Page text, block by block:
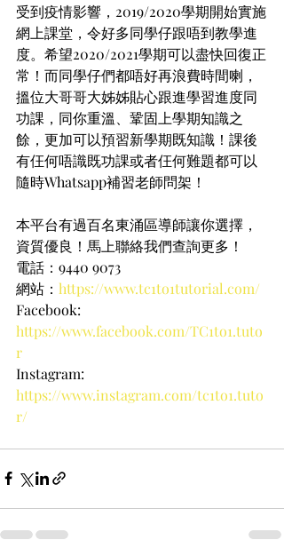
受到疫情影響，2019/2020學期開始實施
網上課堂，令好多同學仔跟唔到教學進
度。希望2020/2021學期可以盡快回復正
常！而同學仔們都唔好再浪費時間喇，
搵位大哥哥大姊姊貼心跟進學習進度同
功課，同你重溫、鞏固上學期知識之
餘，更加可以預習新學期既知識！課後
有仼何唔識既功課或者仼何難題都可以
隨時Whatsapp補習老師問架！
本平台有過百名東涌區導師讓你選擇，
資質優良！馬上聯絡我們查詢更多！
電話：9440 9073
網站： https://www.tc1to1tutorial.com/
Facebook:
https://www.facebook.com/TC1to1.tuto
r
Instagram:
https://www.instagram.com/tc1to1.tuto
r/